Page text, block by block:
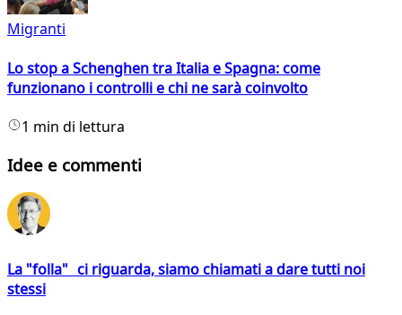
Migranti
Lo stop a Schenghen tra Italia e Spagna: come
funzionano i controlli e chi ne sarà coinvolto
1 min di lettura
Idee e commenti
La "folla" ci riguarda, siamo chiamati a dare tutti noi
stessi